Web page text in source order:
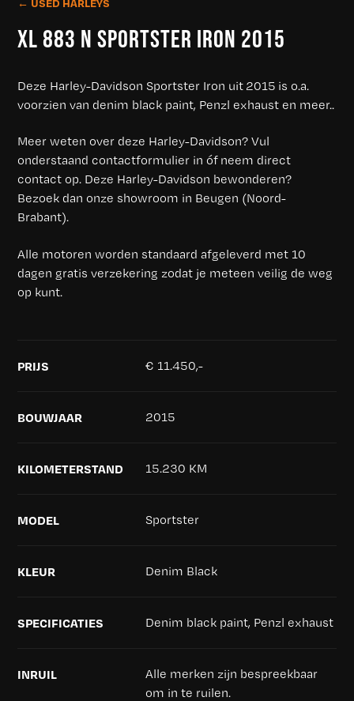
← USED HARLEYS
XL 883 N SPORTSTER IRON 2015
Deze Harley-Davidson Sportster Iron uit 2015 is o.a.
voorzien van denim black paint, Penzl exhaust en meer..
Meer weten over deze Harley-Davidson? Vul
onderstaand contactformulier in óf neem direct
contact op. Deze Harley-Davidson bewonderen?
Bezoek dan onze showroom in Beugen (Noord-
Brabant).
Alle motoren worden standaard afgeleverd met 10
dagen gratis verzekering zodat je meteen veilig de weg
op kunt.
PRIJS € 11.450,-
BOUWJAAR 2015
KILOMETERSTAND 15.230 KM
MODEL Sportster
KLEUR Denim Black
SPECIFICATIES Denim black paint, Penzl exhaust
INRUIL
Alle merken zijn bespreekbaar
om in te ruilen.